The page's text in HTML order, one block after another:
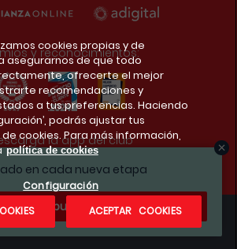
en cada nueva etapa
¿Te apuntas?
y reconocimientos:
la app del club
cookies propias y de
asegurarnos de que todo
ofrecerte el mejor
recomendaciones y
a tus preferencias. Haciendo
podrás ajustar tus
cookies. Para más información,
política de cookies
Configuración
ACEPTAR COOKIES